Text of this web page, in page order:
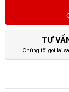
TƯ
Chúng tôi gọi lại